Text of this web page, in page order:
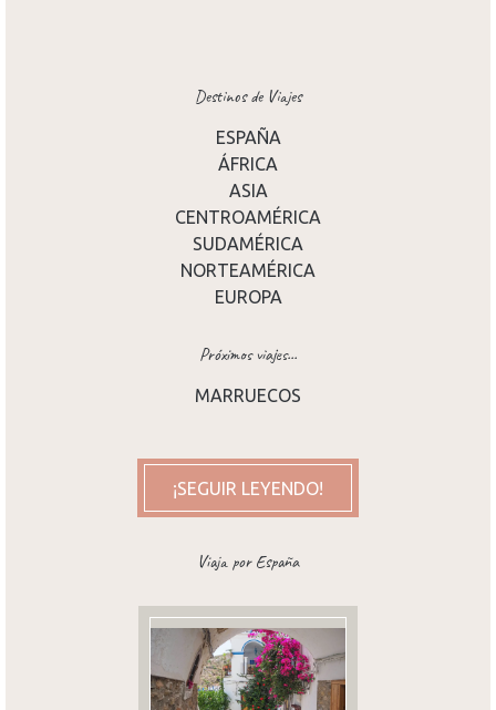
Destinos de Viajes
ESPAÑA
ÁFRICA
ASIA
CENTROAMÉRICA
SUDAMÉRICA
NORTEAMÉRICA
EUROPA
Próximos viajes...
MARRUECOS
¡SEGUIR LEYENDO!
Viaja por España